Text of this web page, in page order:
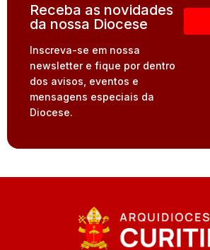
Receba as novidades
da nossa Diocese
Inscreva-se em nossa
newsletter e fique por dentro
dos avisos, eventos e
mensagens especiais da
Diocese.